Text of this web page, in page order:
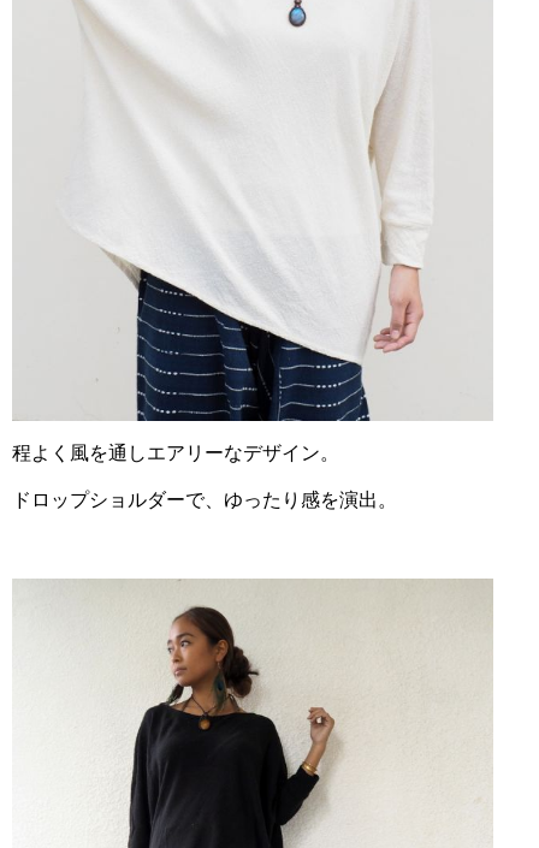
程よく風を通しエアリーなデザイン。
ドロップショルダーで、ゆったり感を演出。